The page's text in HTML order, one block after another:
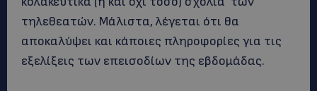
τηλεθεατών. Μάλιστα, λέγεται ότι θα
αποκαλύψει και κάποιες πληροφορίες για τις
εξελίξεις των επεισοδίων της εβδομάδας.